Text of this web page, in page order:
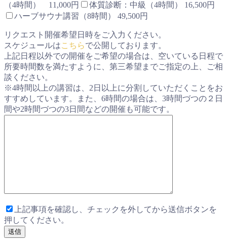
（4時間） 11,000円
体質診断：中級（4時間） 16,500円
ハーブサウナ講習（8時間） 49,500円
リクエスト開催希望日時をご入力ください。
スケジュールはこちらで公開しております。
上記日程以外での開催をご希望の場合は、空いている日程で
所要時間数を満たすように、第三希望までご指定の上、ご相
談ください。
※4時間以上の講習は、2日以上に分割していただくことをお
すすめしています。また、6時間の場合は、3時間づつの２日
間や2時間づつの3日間などの開催も可能です。
上記事項を確認し、チェックを外してから送信ボタンを
押してください。